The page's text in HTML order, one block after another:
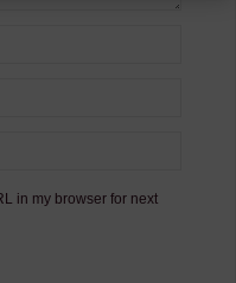
in my browser for next